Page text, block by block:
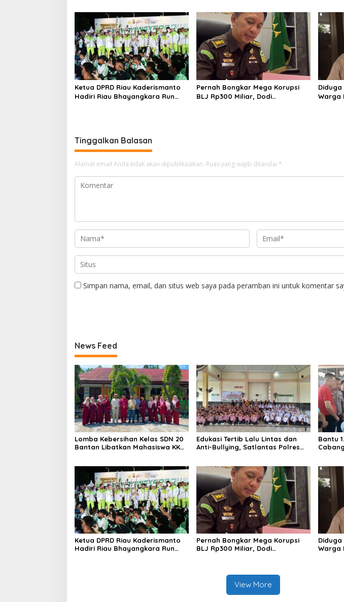
Anak” di SD IT Al-Fatih Duri
Di
Ketua DPRD Riau Kaderismanto
Hadiri Riau Bhayangkara Run
Pernah Bongkar Mega Korupsi
BLJ Rp300 Miliar, Dodi
Diduga
Warga
Tinggalkan Balasan
Alamat email Anda tidak akan dipublikasikan. Ruas yang wajib ditandai *
Simpan nama, email, dan situs web saya pada peramban ini untuk komentar
News Feed
Lomba Kebersihan Kelas SDN 20
Bantan Libatkan Mahasiswa KKM
Edukasi Tertib Lalu Lintas dan
Anti-Bullying, Satlantas Polres
Bantu
Di
Ketua DPRD Riau Kaderismanto
Hadiri Riau Bhayangkara Run
Pernah Bongkar Mega Korupsi
BLJ Rp300 Miliar, Dodi
Diduga
Warga
View More